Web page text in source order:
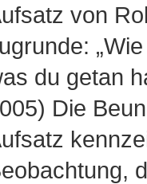
von
du getan
Die